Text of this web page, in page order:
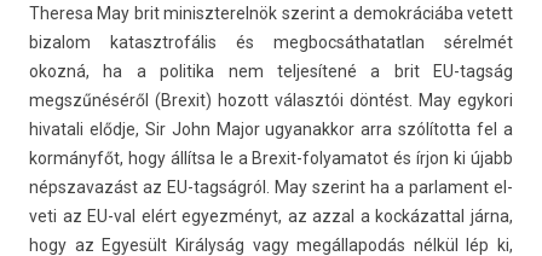
Theresa May brit miniszterel­nök szerint a de­mok­ráciába vetett
bi­zalom katasztrofális és meg­bocsát­hatat­lan sérelmét
okozná, ha a politika nem tel­jesít­ené a brit EU-tagság
megszűnéséről (Brexit) hozott választói döntést. May egykori
hivatali elődje, Sir John Major ugyanak­kor arra szólította fel a
kormányfőt, hogy állítsa le a Brexit-folyamatot és írjon ki újabb
népszavazást az EU-tagságról. May szerint ha a par­la­ment el­
veti az EU-val elért egyez­ményt, az azzal a koc­kázatt­al járna,
hogy az Egyesült Királyság vagy megál­lapodás nélkül lép ki,